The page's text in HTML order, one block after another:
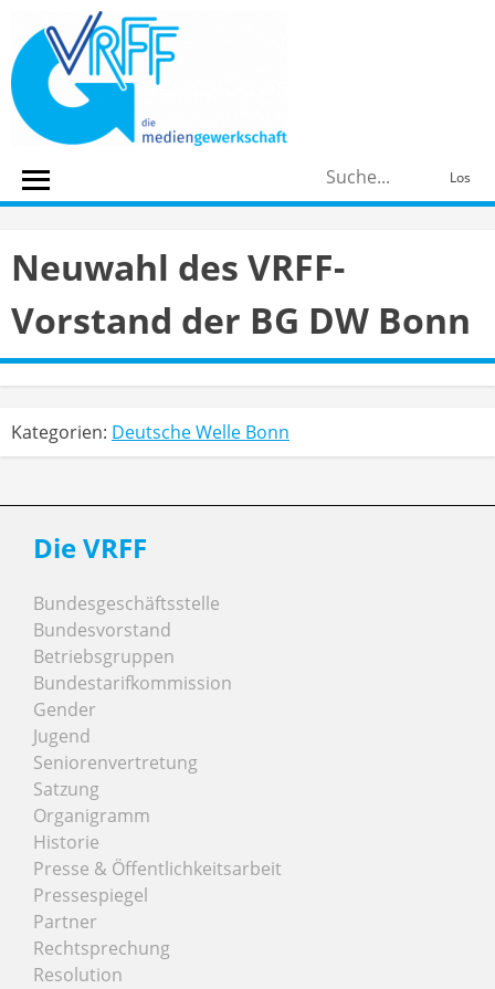
content
Los
Neuwahl des VRFF-
Vorstand der BG DW Bonn
Kategorien: Deutsche Welle Bonn
Die VRFF
Bundesgeschäftsstelle
Bundesvorstand
Betriebsgruppen
Bundestarifkommission
Gender
Jugend
Seniorenvertretung
Satzung
Organigramm
Historie
Presse & Öffentlichkeitsarbeit
Pressespiegel
Partner
Rechtsprechung
Resolution